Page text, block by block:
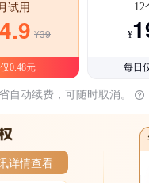
试用
¥39
0.48元
12
¥
每日
自动续费，可随时取消。
详情查看